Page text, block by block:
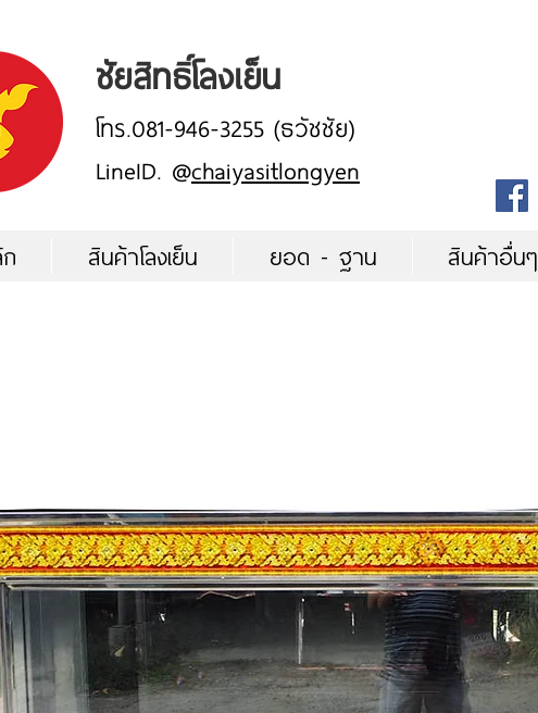
ชัยสิทธิ์โลงเย็น
โทร.081-946-3255 (ธวัชชัย)
LineID. @chaiyasitlongyen
สินค้าโลงเย็น ยอด - ฐาน สินค้าอื่นๆ